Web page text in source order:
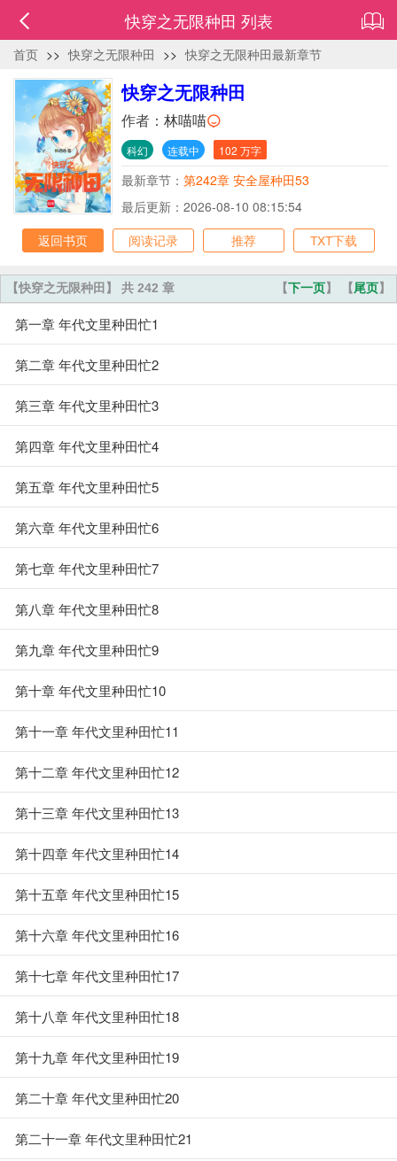
快穿之无限种田 列表
首页 >> 快穿之无限种田 >> 快穿之无限种田最新章节
快穿之无限种田
作者： 林喵喵
科幻 连载中 102 万字
最新章节： 第242章 安全屋种田53
最后更新：2026-08-10 08:15:54
返回书页
阅读记录 推荐 TXT下载
【下一页】 【尾页】
【快穿之无限种田】 共 242 章
第一章 年代文里种田忙1
第二章 年代文里种田忙2
第三章 年代文里种田忙3
第四章 年代文里种田忙4
第五章 年代文里种田忙5
第六章 年代文里种田忙6
第七章 年代文里种田忙7
第八章 年代文里种田忙8
第九章 年代文里种田忙9
第十章 年代文里种田忙10
第十一章 年代文里种田忙11
第十二章 年代文里种田忙12
第十三章 年代文里种田忙13
第十四章 年代文里种田忙14
第十五章 年代文里种田忙15
第十六章 年代文里种田忙16
第十七章 年代文里种田忙17
第十八章 年代文里种田忙18
第十九章 年代文里种田忙19
第二十章 年代文里种田忙20
第二十一章 年代文里种田忙21